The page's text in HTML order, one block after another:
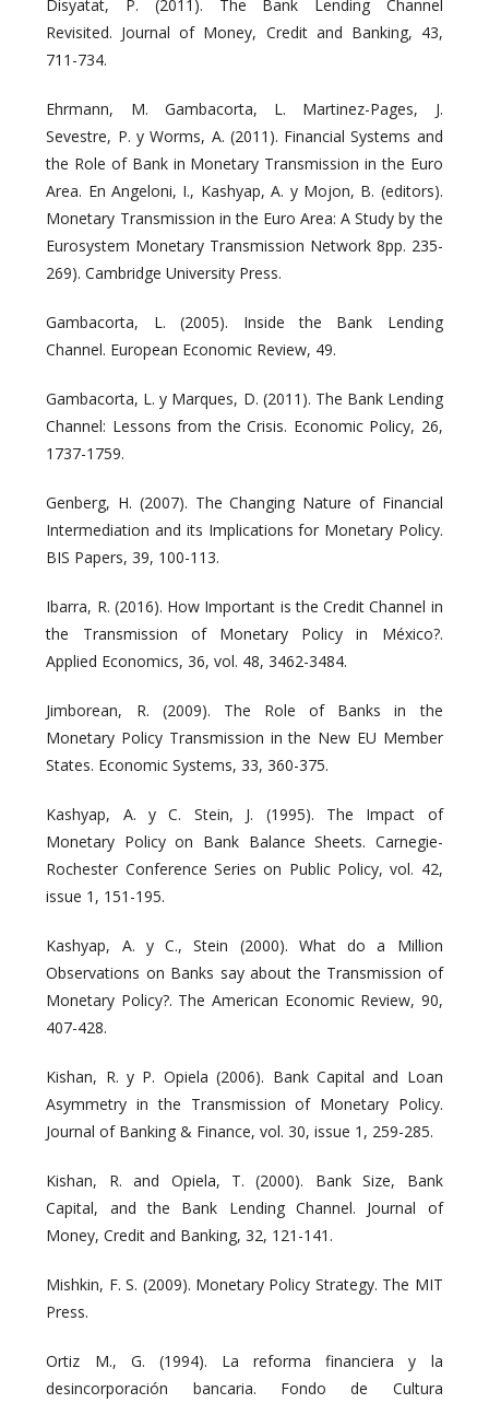
Disyatat, P. (2011). The Bank Lending Channel
Revisited. Journal of Money, Credit and Banking, 43,
711-734.
Ehrmann, M. Gambacorta, L. Martinez-Pages, J.
Sevestre, P. y Worms, A. (2011). Financial Systems and
the Role of Bank in Monetary Transmission in the Euro
Area. En Angeloni, I., Kashyap, A. y Mojon, B. (editors).
Monetary Transmission in the Euro Area: A Study by the
Eurosystem Monetary Transmission Network 8pp. 235-
269). Cambridge University Press.
Gambacorta, L. (2005). Inside the Bank Lending
Channel. European Economic Review, 49.
Gambacorta, L. y Marques, D. (2011). The Bank Lending
Channel: Lessons from the Crisis. Economic Policy, 26,
1737-1759.
Genberg, H. (2007). The Changing Nature of Financial
Intermediation and its Implications for Monetary Policy.
BIS Papers, 39, 100-113.
Ibarra, R. (2016). How Important is the Credit Channel in
the Transmission of Monetary Policy in México?.
Applied Economics, 36, vol. 48, 3462-3484.
Jimborean, R. (2009). The Role of Banks in the
Monetary Policy Transmission in the New EU Member
States. Economic Systems, 33, 360-375.
Kashyap, A. y C. Stein, J. (1995). The Impact of
Monetary Policy on Bank Balance Sheets. Carnegie-
Rochester Conference Series on Public Policy, vol. 42,
issue 1, 151-195.
Kashyap, A. y C., Stein (2000). What do a Million
Observations on Banks say about the Transmission of
Monetary Policy?. The American Economic Review, 90,
407-428.
Kishan, R. y P. Opiela (2006). Bank Capital and Loan
Asymmetry in the Transmission of Monetary Policy.
Journal of Banking & Finance, vol. 30, issue 1, 259-285.
Kishan, R. and Opiela, T. (2000). Bank Size, Bank
Capital, and the Bank Lending Channel. Journal of
Money, Credit and Banking, 32, 121-141.
Mishkin, F. S. (2009). Monetary Policy Strategy. The MIT
Press.
Ortiz M., G. (1994). La reforma financiera y la
desincorporación bancaria. Fondo de Cultura